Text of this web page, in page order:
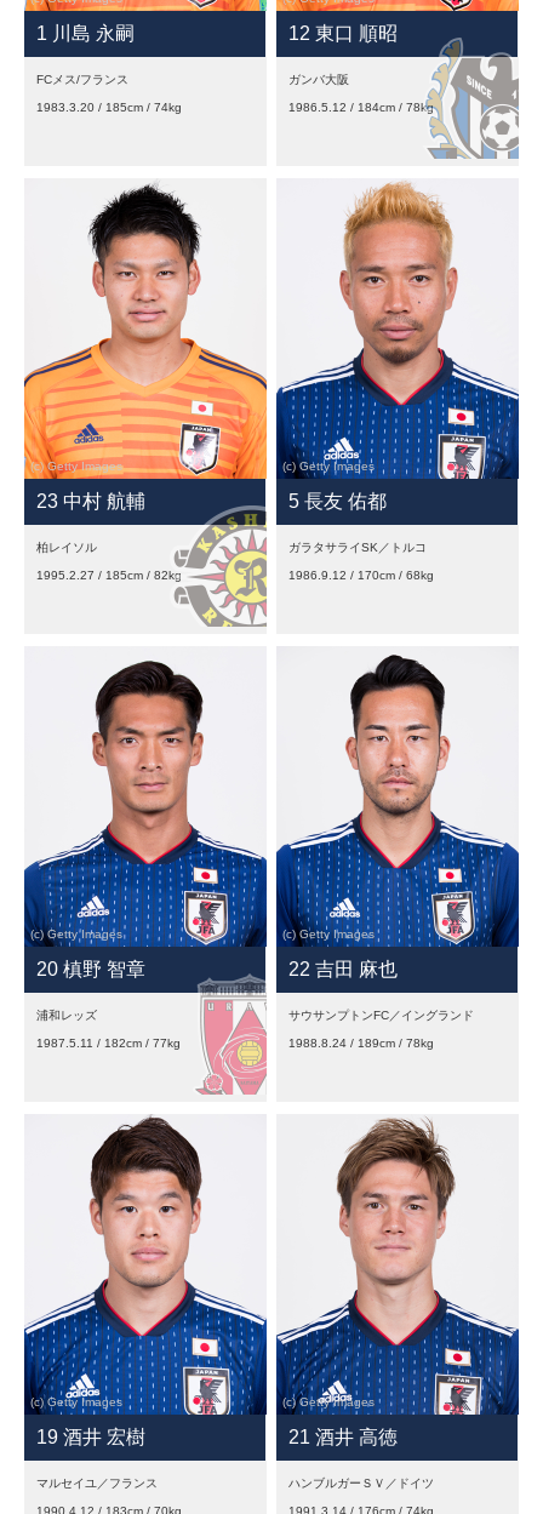
1 川島 永嗣
FCメス/フランス
1983.3.20 / 185cm / 74kg
12 東口 順昭
ガンバ大阪
1986.5.12 / 184cm / 78kg
23 中村 航輔
柏レイソル
1995.2.27 / 185cm / 82kg
5 長友 佑都
ガラタサライSK／トルコ
1986.9.12 / 170cm / 68kg
20 槙野 智章
浦和レッズ
1987.5.11 / 182cm / 77kg
22 吉田 麻也
サウサンプトンFC／イングランド
1988.8.24 / 189cm / 78kg
19 酒井 宏樹
マルセイユ／フランス
1990.4.12 / 183cm / 70kg
21 酒井 高徳
ハンブルガーＳＶ／ドイツ
1991.3.14 / 176cm / 74kg